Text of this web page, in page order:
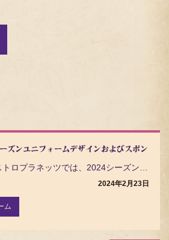
ズンユニフォームデザインおよびスポンサー
茨城アストロプラネッツでは、2024シーズンのユニフォームデザインおよびスポンサーが決定しましたので…
2024年2月23日
ム